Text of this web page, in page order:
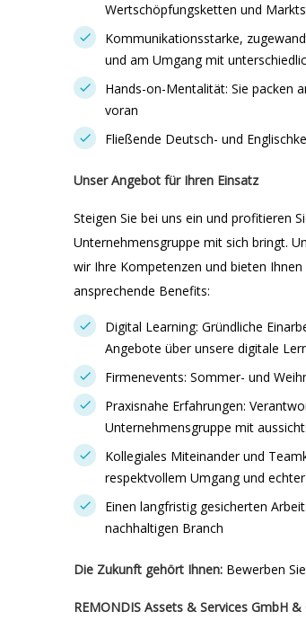
Wertschöpfungsketten und
Kommunikationsstarke,
und am Umgang mit
Hands-on-Mentalität: Sie packen
voran
Fließende Deutsch- und
Unser Angebot für Ihren Einsatz
Steigen Sie bei uns ein und profitieren
Unternehmensgruppe mit sich bringt.
wir Ihre Kompetenzen und bieten
ansprechende Benefits:
Digital Learning: Gründliche
Angebote über unsere digitale
Firmenevents: Sommer- und
Praxisnahe Erfahrungen:
Unternehmensgruppe mit
Kollegiales Miteinander und
respektvollem Umgang und
Einen langfristig gesicherten
nachhaltigen Branch
Die Zukunft gehört Ihnen: Bewerben
REMONDIS Assets & Services GmbH